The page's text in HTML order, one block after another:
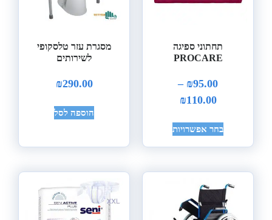
תחתוני ספיגה
PROCARE
₪95.00
–
₪110.00
בחר אפשרויות
מסגרת עזר טלסקופי
לשירותים
₪290.00
הוספה לסל